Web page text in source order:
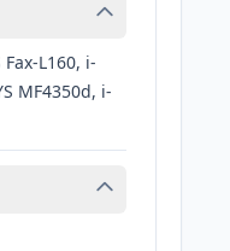
L160, i-
MF4350d, i-